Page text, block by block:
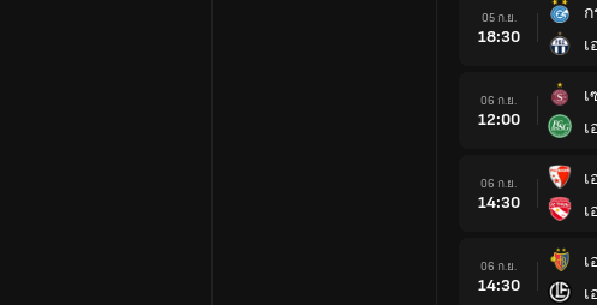
05 ก.ย.
18:30
06 ก.ย.
12:00
06 ก.ย.
14:30
06 ก.ย.
14:30